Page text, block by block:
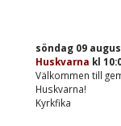
söndag 09
Huskvarna kl
Välkommen till
Huskvarna!
Kyrkfika